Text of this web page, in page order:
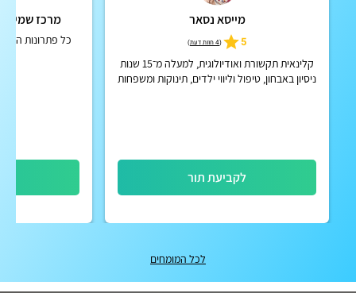
מייסא נסאר
5
(4 חוות דעת )
קלינאית תקשורת ואודיולוגית, למעלה מ־15 שנות
ניסיון באבחון, טיפול וליווי ילדים, תינוקות ומשפחות
לקביעת תור
מרכז
כל פתרונות
לכל המומחים